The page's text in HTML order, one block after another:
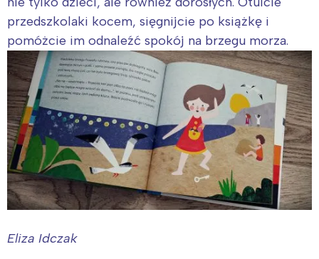
przedszkolaki kocem, sięgnijcie po książkę i
pomóżcie im odnaleźć spokój na brzegu morza.
Eliza Idczak